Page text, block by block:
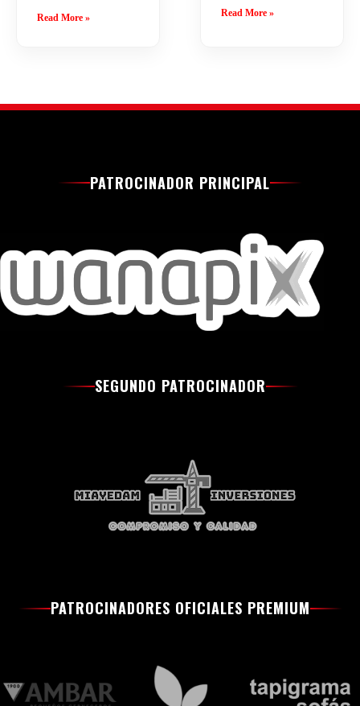
Read More » Read More »
PATROCINADOR PRINCIPAL
SEGUNDO PATROCINADOR
PATROCINADORES OFICIALES PREMIUM